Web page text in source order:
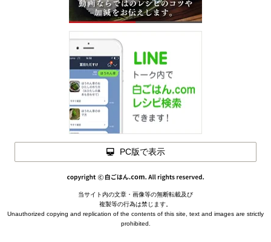
閉じる
PC版で表示
当サイト内の文章・画像等の無断転載及び
複製等の行為は禁じます。
Unauthorized copying and replication of the contents of this site, text and images are strictly
prohibited.